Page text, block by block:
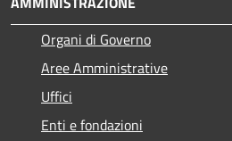
Organi di Governo
Aree Amministrative
Uffici
Enti e fondazioni